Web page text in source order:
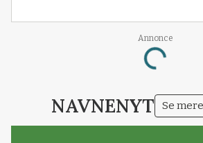
Annonce
Loading...
NAVNENYT Se